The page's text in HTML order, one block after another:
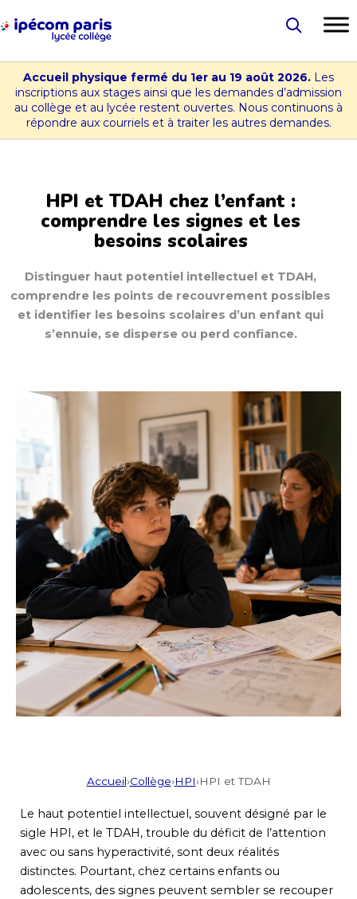
au
Collège
Ipécom
Paris
Accueil physique fermé du 1er au 19 août 2026. Les
inscriptions aux stages ainsi que les demandes d’admission
au collège et au lycée restent ouvertes. Nous continuons à
répondre aux courriels et à traiter les autres demandes.
HPI et TDAH chez l’enfant :
comprendre les signes et les
besoins scolaires
Distinguer haut potentiel intellectuel et TDAH,
comprendre les points de recouvrement possibles
et identifier les besoins scolaires d’un enfant qui
s’ennuie, se disperse ou perd confiance.
Accueil›Collège›HPI›HPI et TDAH
Le haut potentiel intellectuel, souvent désigné par le
sigle HPI, et le TDAH, trouble du déficit de l’attention
avec ou sans hyperactivité, sont deux réalités
distinctes. Pourtant, chez certains enfants ou
adolescents, des signes peuvent sembler se recouper